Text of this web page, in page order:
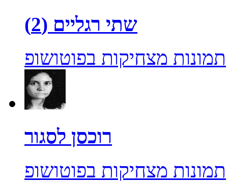
שתי רגליים (2)
תמונות מצחיקות בפוטושופ
רוכסן לסגור
תמונות מצחיקות בפוטושופ